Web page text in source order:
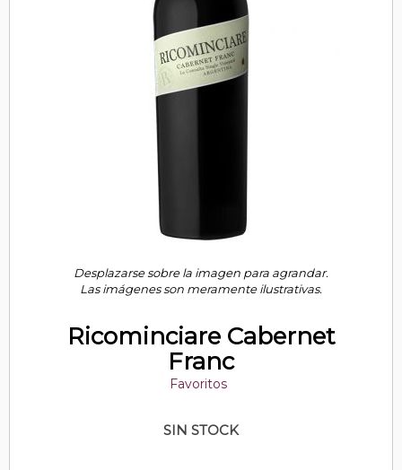
Desplazarse sobre la imagen para agrandar.
Las imágenes son meramente ilustrativas.
Ricominciare Cabernet
Franc
Favoritos
SIN STOCK